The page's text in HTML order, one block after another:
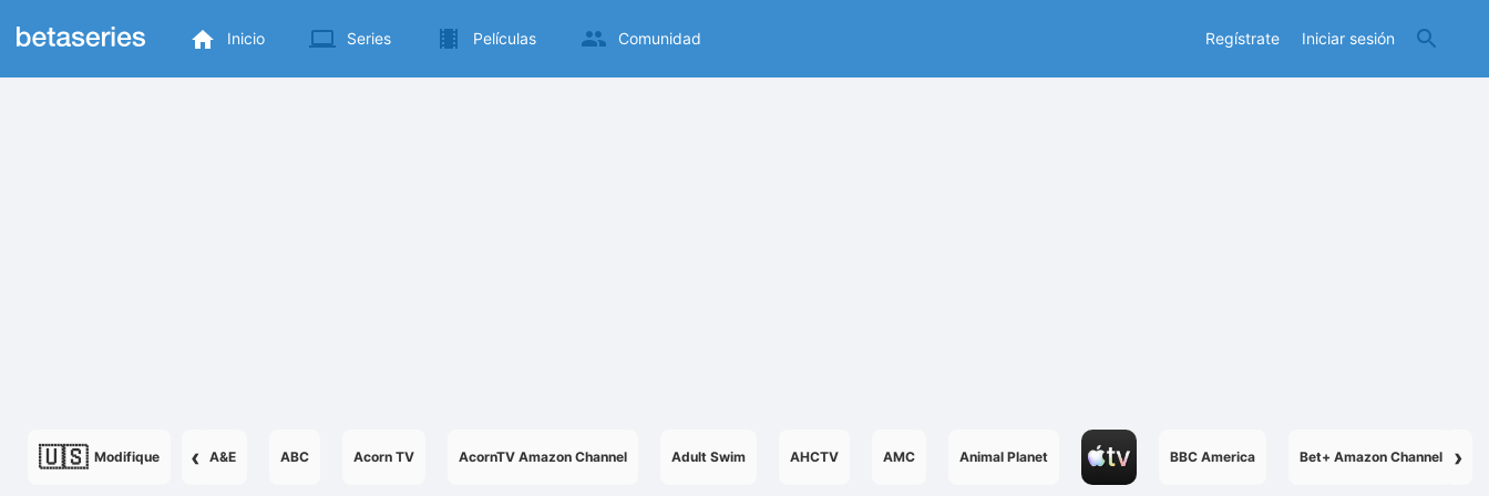
Inicio Series Películas Comunidad Regístrate Iniciar sesión
🇺🇸 Modifique ‹ ›
A&E ABC Acorn TV AcornTV Amazon Channel Adult Swim AHCTV AMC Animal Planet BBC America Bet+ Amazon Channel